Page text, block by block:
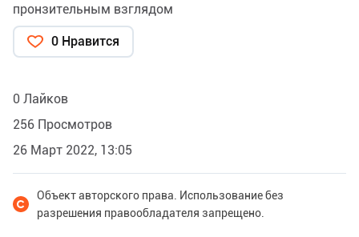
пронзительным взглядом
0 Нравится
0 Лайков
256 Просмотров
26 Март 2022, 13:05
Объект авторского права. Использование без
разрешения правообладателя запрещено.